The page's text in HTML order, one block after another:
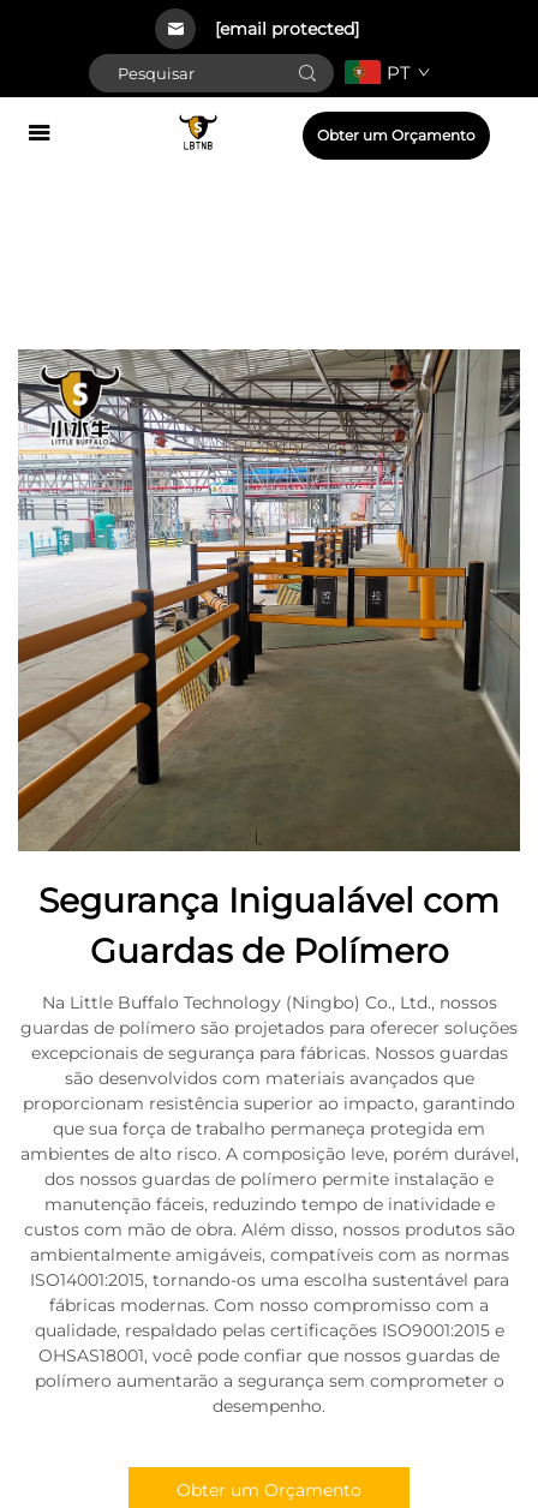
[email protected]
PT
Obter um Orçamento
Segurança Inigualável com
Guardas de Polímero
Na Little Buffalo Technology (Ningbo) Co., Ltd., nossos
guardas de polímero são projetados para oferecer soluções
excepcionais de segurança para fábricas. Nossos guardas
são desenvolvidos com materiais avançados que
proporcionam resistência superior ao impacto, garantindo
que sua força de trabalho permaneça protegida em
ambientes de alto risco. A composição leve, porém durável,
dos nossos guardas de polímero permite instalação e
manutenção fáceis, reduzindo tempo de inatividade e
custos com mão de obra. Além disso, nossos produtos são
ambientalmente amigáveis, compatíveis com as normas
ISO14001:2015, tornando-os uma escolha sustentável para
fábricas modernas. Com nosso compromisso com a
qualidade, respaldado pelas certificações ISO9001:2015 e
OHSAS18001, você pode confiar que nossos guardas de
polímero aumentarão a segurança sem comprometer o
desempenho.
Obter um Orçamento